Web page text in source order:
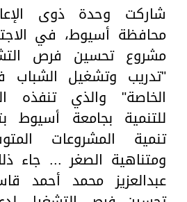
شاركت وحدة ذوى
محافظة أسيوط، في
مشروع تحسين فرص
"تدريب وتشغيل الشباب
الخاصة" والذي تنفذه
للتنمية بجامعة أسيوط
تنمية المشروعات
ومتناهية الصغر ... جاء
عبدالعزيز محمد أحمد